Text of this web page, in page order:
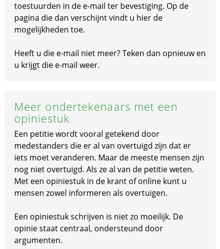
toestuurden in de e-mail ter bevestiging. Op de
pagina die dan verschijnt vindt u hier de
mogelijkheden toe.
Heeft u die e-mail niet meer? Teken dan opnieuw en
u krijgt die e-mail weer.
Meer ondertekenaars met een
opiniestuk
Een petitie wordt vooral getekend door
medestanders die er al van overtuigd zijn dat er
iets moet veranderen. Maar de meeste mensen zijn
nog niet overtuigd. Als ze al van de petitie weten.
Met een opiniestuk in de krant of online kunt u
mensen zowel informeren als overtuigen.
Een opiniestuk schrijven is niet zo moeilijk. De
opinie staat centraal, ondersteund door
argumenten.